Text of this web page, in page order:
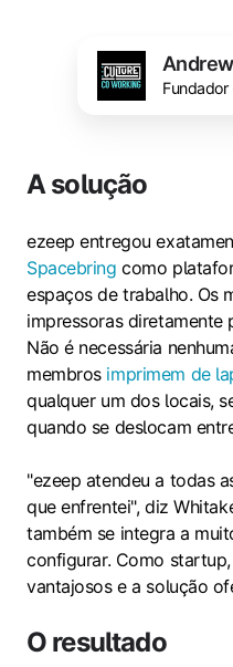
A solução
ezeep entregou
Spacebring como
espaços de trabalho. Os
impressoras diretamente
Não é necessária
membros imprimem de
qualquer um dos locais,
quando se deslocam
"ezeep atendeu a todas
que enfrentei", diz
também se integra a
configurar. Como
vantajosos e a solução
O resultado